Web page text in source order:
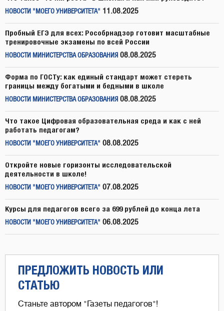
НОВОСТИ "МОЕГО УНИВЕРСИТЕТА" 11.08.2025
Пробный ЕГЭ для всех: Рособрнадзор готовит масштабные
тренировочные экзамены по всей России
НОВОСТИ МИНИСТЕРСТВА ОБРАЗОВАНИЯ 08.08.2025
Форма по ГОСТу: как единый стандарт может стереть
границы между богатыми и бедными в школе
НОВОСТИ МИНИСТЕРСТВА ОБРАЗОВАНИЯ 08.08.2025
Что такое Цифровая образовательная среда и как с ней
работать педагогам?
НОВОСТИ "МОЕГО УНИВЕРСИТЕТА" 08.08.2025
Откройте новые горизонты исследовательской
деятельности в школе!
НОВОСТИ "МОЕГО УНИВЕРСИТЕТА" 07.08.2025
Курсы для педагогов всего за 699 рублей до конца лета
НОВОСТИ "МОЕГО УНИВЕРСИТЕТА" 06.08.2025
ПРЕДЛОЖИТЬ НОВОСТЬ ИЛИ
СТАТЬЮ
Станьте автором "Газеты педагогов"!